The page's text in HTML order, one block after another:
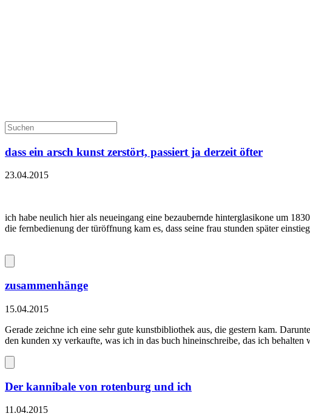
dass ein arsch kunst zerstört, passiert ja derzeit öfter
23.04.2015
ich habe neulich hier als neueingang eine bezaubernde hinterglasikone um
die fernbedienung der türöffnung kam es, dass seine frau stunden später
zusammenhänge
15.04.2015
Gerade zeichne ich eine sehr gute kunstbibliothek aus, die gestern kam.
den kunden xy verkaufte, was ich in das buch hineinschreibe, das ich
Der kannibale von rotenburg und ich
11.04.2015